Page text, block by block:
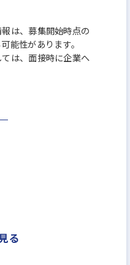
は、募集開始時点の
能性があります。
は、面接時に企業へ
る